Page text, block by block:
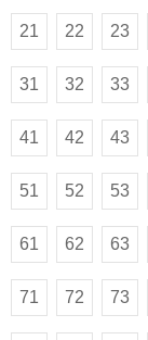
21 22 23
31 32 33
41 42 43
51 52 53
61 62 63
71 72 73